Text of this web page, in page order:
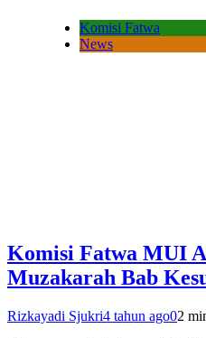
Komisi Fatwa
News
Komisi Fatwa MUI
Muzakarah Bab
Rizkayadi Sjukri4 tahun ago02